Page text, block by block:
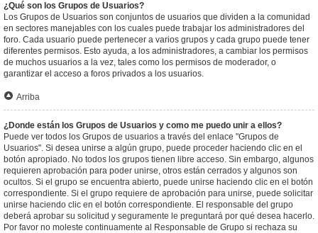
¿Qué son los Grupos de Usuarios?
Los Grupos de Usuarios son conjuntos de usuarios que dividen a la comunidad
en sectores manejables con los cuales puede trabajar los administradores del
foro. Cada usuario puede pertenecer a varios grupos y cada grupo puede tener
diferentes permisos. Esto ayuda, a los administradores, a cambiar los permisos
de muchos usuarios a la vez, tales como los permisos de moderador, o
garantizar el acceso a foros privados a los usuarios.
Arriba
¿Donde están los Grupos de Usuarios y como me puedo unir a ellos?
Puede ver todos los Grupos de usuarios a través del enlace "Grupos de
Usuarios". Si desea unirse a algún grupo, puede proceder haciendo clic en el
botón apropiado. No todos los grupos tienen libre acceso. Sin embargo, algunos
requieren aprobación para poder unirse, otros están cerrados y algunos son
ocultos. Si el grupo se encuentra abierto, puede unirse haciendo clic en el botón
correspondiente. Si el grupo requiere de aprobación para unirse, puede solicitar
unirse haciendo clic en el botón correspondiente. El responsable del grupo
deberá aprobar su solicitud y seguramente le preguntará por qué desea hacerlo.
Por favor no moleste continuamente al Responsable de Grupo si rechaza su